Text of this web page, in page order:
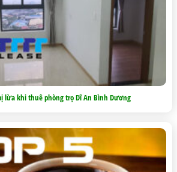
lừa khi thuê phòng trọ Dĩ An Bình Dương